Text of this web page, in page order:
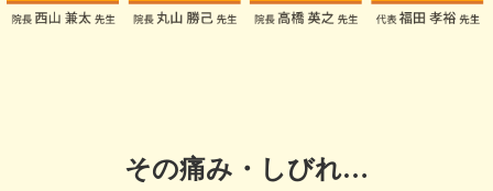
その痛み・しびれ…